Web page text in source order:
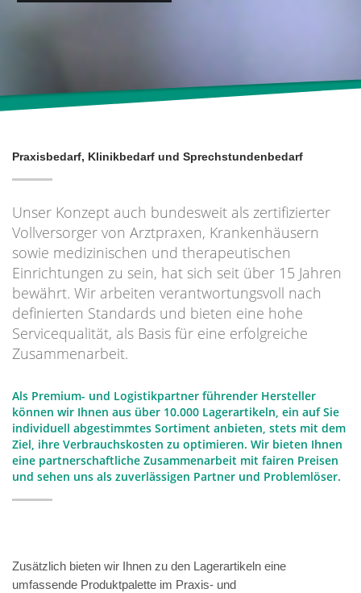
Praxisbedarf, Klinikbedarf und Sprechstundenbedarf
Unser Konzept auch bundesweit als zertifizierter
Vollversorger von Arztpraxen, Krankenhäusern
sowie medizinischen und therapeutischen
Einrichtungen zu sein, hat sich seit über 15 Jahren
bewährt. Wir arbeiten verantwortungsvoll nach
definierten Standards und bieten eine hohe
Servicequalität, als Basis für eine erfolgreiche
Zusammenarbeit.
Als Premium- und Logistikpartner führender Hersteller
können wir Ihnen aus über 10.000 Lagerartikeln, ein auf Sie
individuell abgestimmtes Sortiment anbieten, stets mit dem
Ziel, ihre Verbrauchskosten zu optimieren. Wir bieten Ihnen
eine partnerschaftliche Zusammenarbeit mit fairen Preisen
und sehen uns als zuverlässigen Partner und Problemlöser.
Zusätzlich bieten wir Ihnen zu den Lagerartikeln eine
umfassende Produktpalette im Praxis- und